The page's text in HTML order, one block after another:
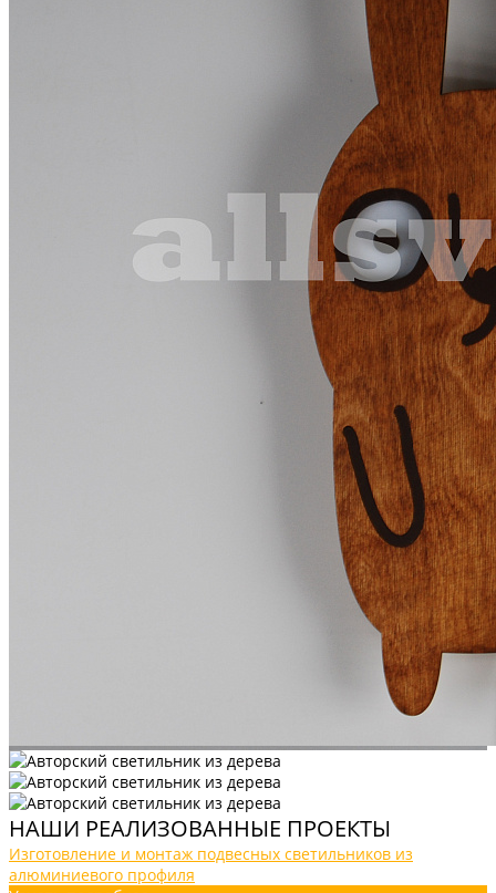
НАШИ РЕАЛИЗОВАННЫЕ ПРОЕКТЫ
Изготовление и монтаж подвесных светильников из
алюминиевого профиля